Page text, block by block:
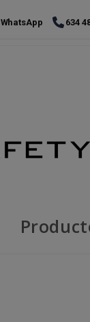
634